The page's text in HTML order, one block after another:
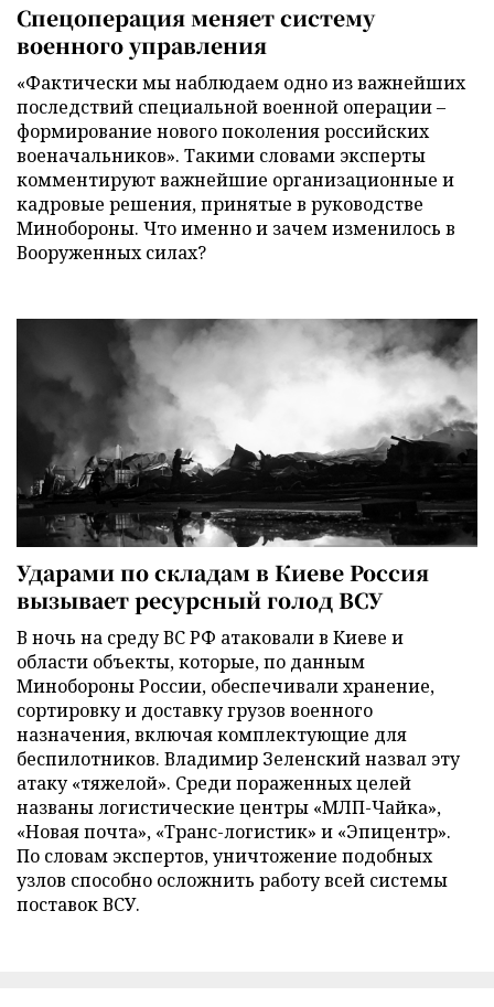
Спецоперация меняет систему
военного управления
«Фактически мы наблюдаем одно из важнейших
последствий специальной военной операции –
формирование нового поколения российских
военачальников». Такими словами эксперты
комментируют важнейшие организационные и
кадровые решения, принятые в руководстве
Минобороны. Что именно и зачем изменилось в
Вооруженных силах?
Ударами по складам в Киеве Россия
вызывает ресурсный голод ВСУ
В ночь на среду ВС РФ атаковали в Киеве и
области объекты, которые, по данным
Минобороны России, обеспечивали хранение,
сортировку и доставку грузов военного
назначения, включая комплектующие для
беспилотников. Владимир Зеленский назвал эту
атаку «тяжелой». Среди пораженных целей
названы логистические центры «МЛП-Чайка»,
«Новая почта», «Транс-логистик» и «Эпицентр».
По словам экспертов, уничтожение подобных
узлов способно осложнить работу всей системы
поставок ВСУ.